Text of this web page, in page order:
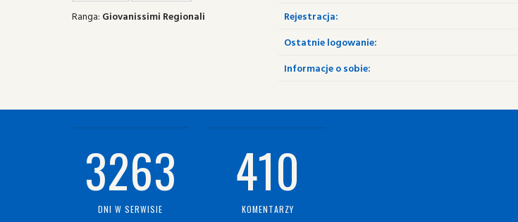
Ranga: Giovanissimi Regionali
Rejestracja:
Ostatnie logowanie:
Informacje o sobie:
3263
DNI W SERWISIE
410
KOMENTARZY